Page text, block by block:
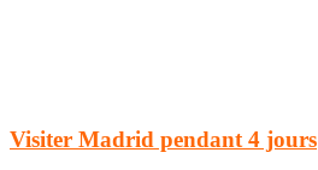
Visiter Madrid pendant 4 jours